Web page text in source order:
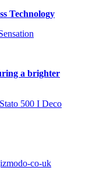
Technology
a brighter